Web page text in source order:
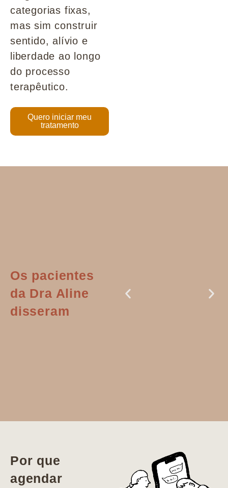
categorias fixas,
mas sim construir
sentido, alívio e
liberdade ao longo
do processo
terapêutico.
Quero iniciar meu
tratamento
Os pacientes
da Dra Aline
disseram
vida. Ela me
encontrou num
estado misto de
Por que
agendar